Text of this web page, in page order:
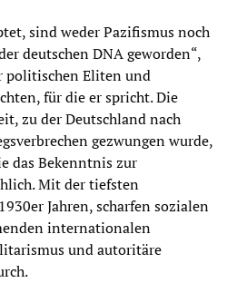
sind weder Pazifismus noch
deutschen DNA geworden“,
politischen Eliten und
für die er spricht. Die
zu der Deutschland nach
gezwungen wurde,
das Bekenntnis zur
Mit der tiefsten
Jahren, scharfen sozialen
internationalen
und autoritäre